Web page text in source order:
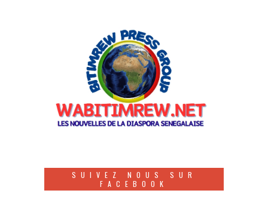
SUIVEZ NOUS SUR
FACEBOOK